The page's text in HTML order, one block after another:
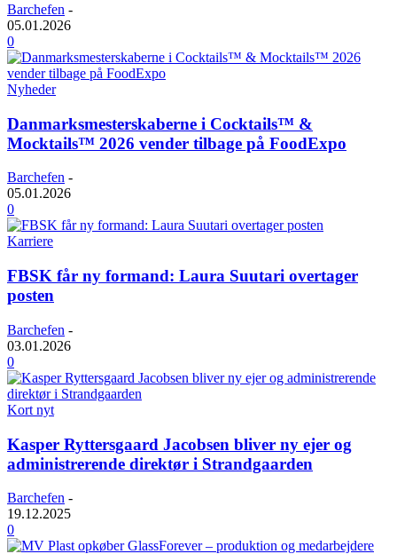
Barchefen -
05.01.2026
0
Nyheder
Danmarksmesterskaberne i Cocktails™ &
Mocktails™ 2026 vender tilbage på FoodExpo
Barchefen -
05.01.2026
0
Karriere
FBSK får ny formand: Laura Suutari overtager
posten
Barchefen -
03.01.2026
0
Kort nyt
Kasper Ryttersgaard Jacobsen bliver ny ejer og
administrerende direktør i Strandgaarden
Barchefen -
19.12.2025
0